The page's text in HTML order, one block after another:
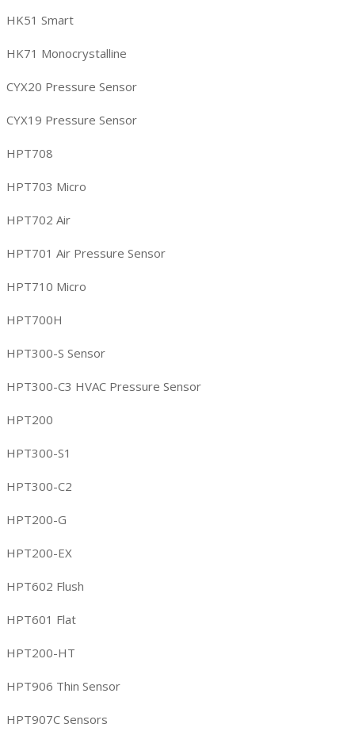
HK51 Smart
HK71 Monocrystalline
CYX20 Pressure Sensor
CYX19 Pressure Sensor
HPT708
HPT703 Micro
HPT702 Air
HPT701 Air Pressure Sensor
HPT710 Micro
HPT700H
HPT300-S Sensor
HPT300-C3 HVAC Pressure Sensor
HPT200
HPT300-S1
HPT300-C2
HPT200-G
HPT200-EX
HPT602 Flush
HPT601 Flat
HPT200-HT
HPT906 Thin Sensor
HPT907C Sensors